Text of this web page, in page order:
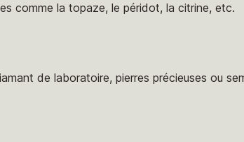
comme la topaze, le péridot, la citrine, etc.
de laboratoire, pierres précieuses ou